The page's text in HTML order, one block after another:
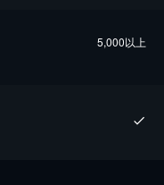
5,000以上